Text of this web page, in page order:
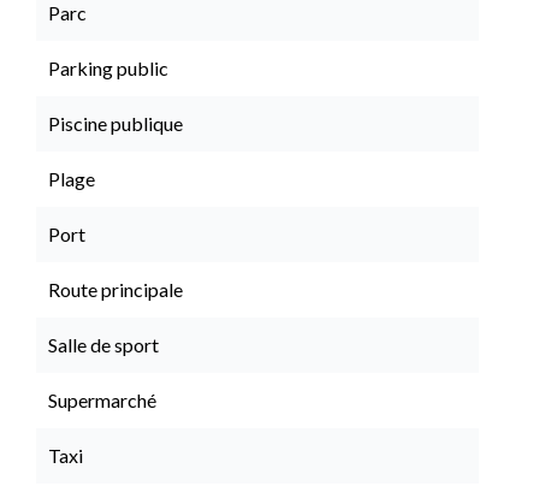
Parc
Parking public
Piscine publique
Plage
Port
Route principale
Salle de sport
Supermarché
Taxi